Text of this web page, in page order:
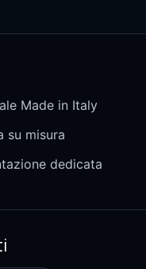
Made in Italy
su misura
dedicata